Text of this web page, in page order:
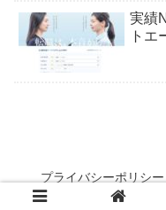
実績
トエ
プライバシーポリシー